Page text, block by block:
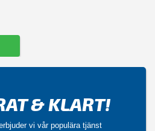
& KLART!
vi vår populära tjänst